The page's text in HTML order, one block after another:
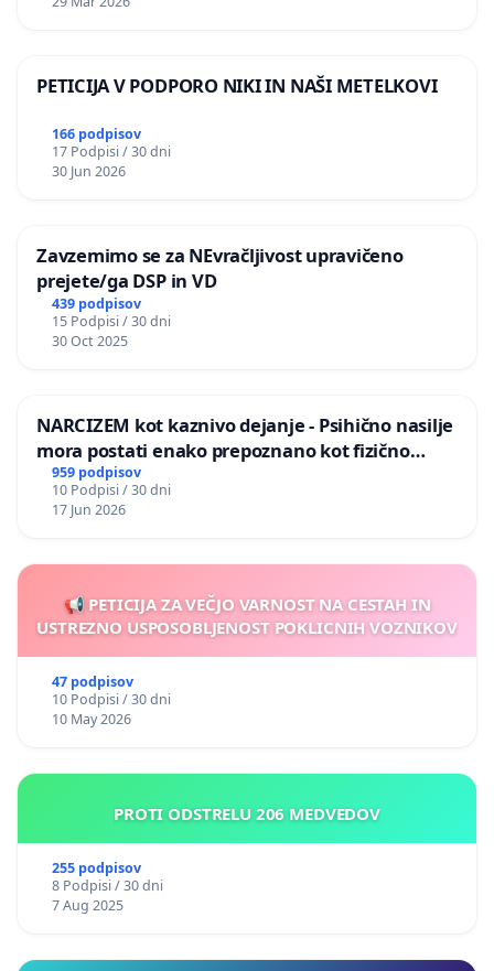
PETICIJA V PODPORO NIKI IN NAŠI METELKOVI
166 podpisov
17 Podpisi / 30 dni
30 Jun 2026
Zavzemimo se za NEvračljivost upravičeno
prejete/ga DSP in VD
439 podpisov
15 Podpisi / 30 dni
30 Oct 2025
NARCIZEM kot kaznivo dejanje - Psihično nasilje
mora postati enako prepoznano kot fizično
nasilje
959 podpisov
10 Podpisi / 30 dni
17 Jun 2026
📢 PETICIJA ZA VEČJO VARNOST NA CESTAH IN
USTREZNO USPOSOBLJENOST POKLICNIH VOZNIKOV
47 podpisov
10 Podpisi / 30 dni
10 May 2026
PROTI ODSTRELU 206 MEDVEDOV
255 podpisov
8 Podpisi / 30 dni
7 Aug 2025